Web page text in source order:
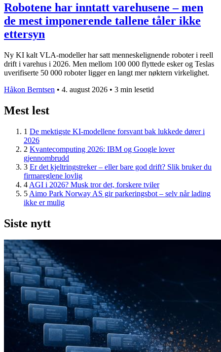
Robotene har inntatt varehusene – men
de mest imponerende tallene tåler ikke
ettersyn
Ny KI kalt VLA-modeller har satt menneskelignende roboter i reell
drift i varehus i 2026. Men mellom 100 000 flyttede esker og Teslas
uverifiserte 50 000 roboter ligger en langt mer nøktern virkelighet.
Håkon Berntsen • 4. august 2026 • 3 min lesetid
Mest lest
1 De mektigste KI-modellene forsvant bak lukkede dører i
2026
2 Kvantecomputing 2026: IBM og Google lover
gjennombrudd
3 Er det kjeltringstreker – eller bare god drift? Slik bruker du
firmareglene lovlig
4 AGI i 2026? Musk tror det, forskere tviler
5 Aimo Park Norway AS gir parkeringsbot – selv når lading
ikke er mulig
Siste nytt